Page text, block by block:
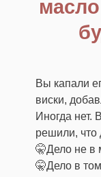
Вы капали
виски,
Иногда нет.
решили, что
🤫Дело не в
🤫Дело в